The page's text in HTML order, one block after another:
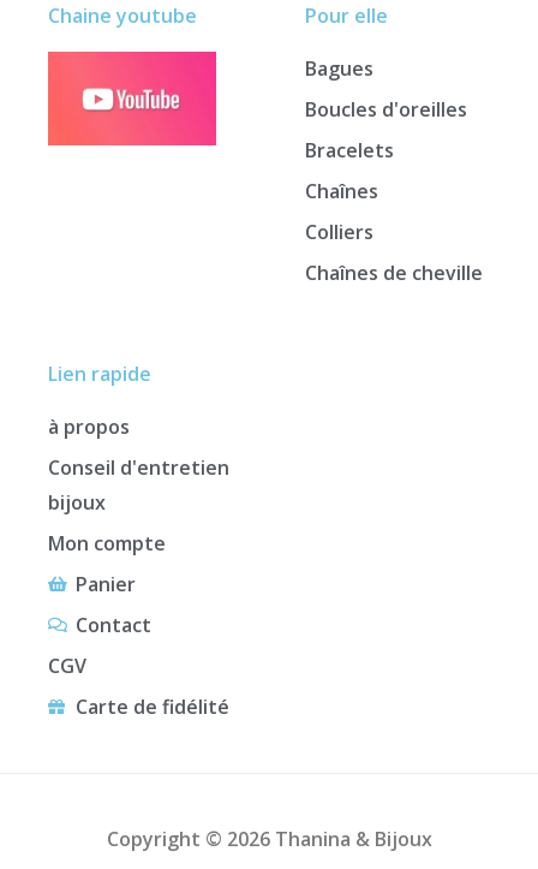
Lien rapide
à propos
Conseil d'entretien
bijoux
Mon compte
Panier
Contact
CGV
Carte de fidélité
Pour elle
Bagues
Boucles d'oreilles
Bracelets
Chaînes
Colliers
Chaînes de cheville
Chaine youtube
Copyright © 2026 Thanina & Bijoux